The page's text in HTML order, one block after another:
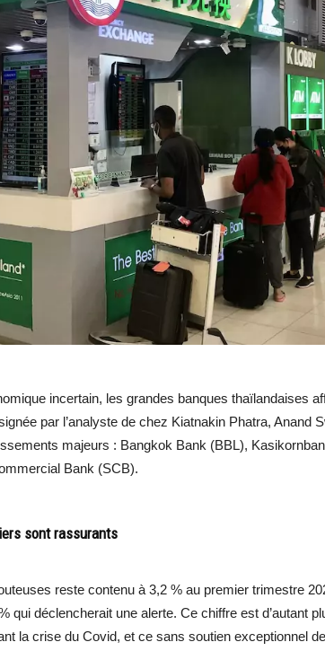
incertain, les grandes banques thaïlandaises
par l’analyste de chez Kiatnakin Phatra, Anand
majeurs : Bangkok Bank (BBL),
Bank (SCB).
sont rassurants
reste contenu à 3,2 % au premier trimestre
qui déclencherait une alerte. Ce chiffre est d’autant
la crise du Covid, et ce sans soutien exceptionnel